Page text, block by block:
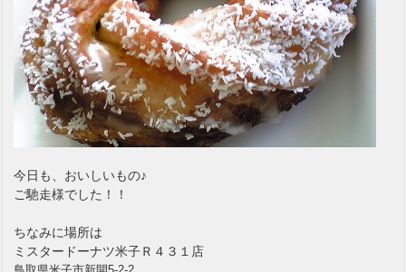
今日も、おいしいもの♪
ご馳走様でした！！
ちなみに場所は
ミスタードーナツ米子Ｒ４３１店